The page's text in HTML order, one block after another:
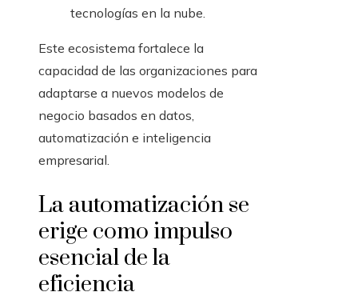
tecnologías en la nube.
Este ecosistema fortalece la
capacidad de las organizaciones para
adaptarse a nuevos modelos de
negocio basados en datos,
automatización e inteligencia
empresarial.
La automatización se
erige como impulso
esencial de la
eficiencia